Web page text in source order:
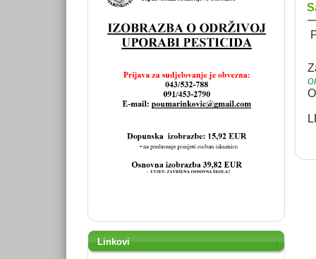
Linkovi